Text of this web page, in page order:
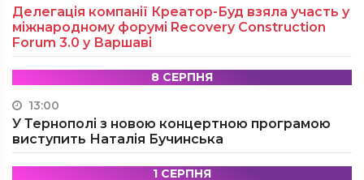
Делегація компанії Креатор-Буд взяла участь у
міжнародному форумі Recovery Construction
Forum 3.0 у Варшаві
8 СЕРПНЯ
13:00
У Тернополі з новою концертною програмою
виступить Наталія Бучинська
1 СЕРПНЯ